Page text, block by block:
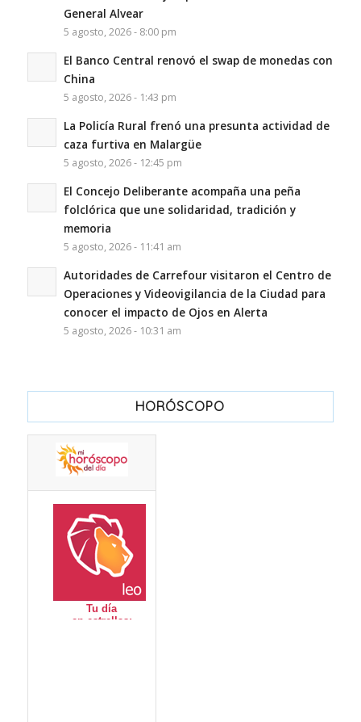
General Alvear
5 agosto, 2026 - 8:00 pm
El Banco Central renovó el swap de monedas con
China
5 agosto, 2026 - 1:43 pm
La Policía Rural frenó una presunta actividad de
caza furtiva en Malargüe
5 agosto, 2026 - 12:45 pm
El Concejo Deliberante acompaña una peña
folclórica que une solidaridad, tradición y
memoria
5 agosto, 2026 - 11:41 am
Autoridades de Carrefour visitaron el Centro de
Operaciones y Videovigilancia de la Ciudad para
conocer el impacto de Ojos en Alerta
5 agosto, 2026 - 10:31 am
HORÓSCOPO